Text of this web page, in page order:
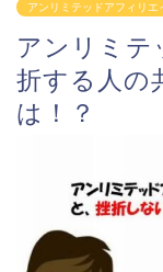
アンリミテッドアフィリエ
アンリミテ
折する人の
は！？